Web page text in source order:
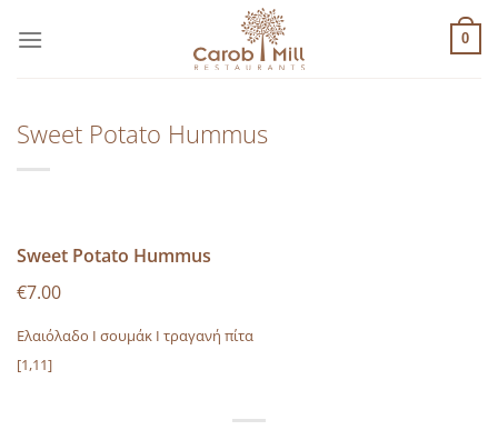
στο
0
Sweet Potato Hummus
Sweet Potato Hummus
€7.00
Ελαιόλαδο I σουμάκ I τραγανή πίτα
[1,11]